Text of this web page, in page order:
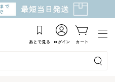
あとで見る ログイン カート